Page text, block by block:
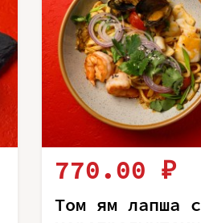
770.00 ₽
Том ям лапша с